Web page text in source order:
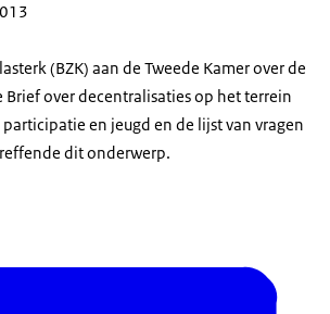
(BZK) aan de Tweede Kamer over de
Brief over decentralisaties op het terrein
en jeugd en de lijst van vragen
dit onderwerp.